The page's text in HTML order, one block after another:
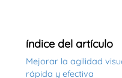
índice del artículo
Mejorar la agilidad
rápida y efectiva